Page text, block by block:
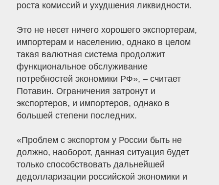
роста комиссий и ухудшения ликвидности.
Это не несет ничего хорошего экспортерам,
импортерам и населению, однако в целом
такая валютная система продолжит
функциональное обслуживание
потребностей экономики РФ», – считает
Потавин. Ограничения затронут и
экспортеров, и импортеров, однако в
большей степени последних.
«Проблем с экспортом у России быть не
должно, наоборот, данная ситуация будет
только способствовать дальнейшей
дедолларизации российской экономики и